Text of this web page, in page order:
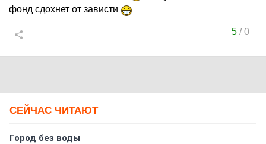
фонд сдохнет от зависти
5/0
СЕЙЧАС ЧИТАЮТ
Город без воды